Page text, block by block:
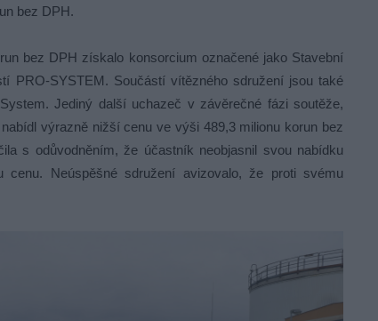
bez DPH.
bez DPH získalo konsorcium označené jako Stavební
PRO-SYSTEM. Součástí vítězného sdružení jsou také
Jediný další uchazeč v závěrečné fázi soutěže,
výrazně nižší cenu ve výši 489,3 milionu korun bez
s odůvodněním, že účastník neobjasnil svou nabídku
cenu. Neúspěšné sdružení avizovalo, že proti svému